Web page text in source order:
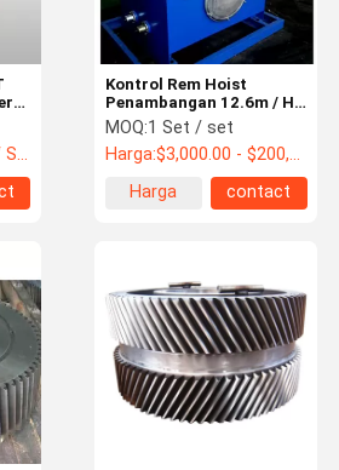
Kontrol Rem Hoist
Penambangan 12.6m / H
Stasiun Pompa Hidraulik
MOQ:1 Set / set
Harga:$3,000.00 - $200,000.00 / Set
Harga
contact